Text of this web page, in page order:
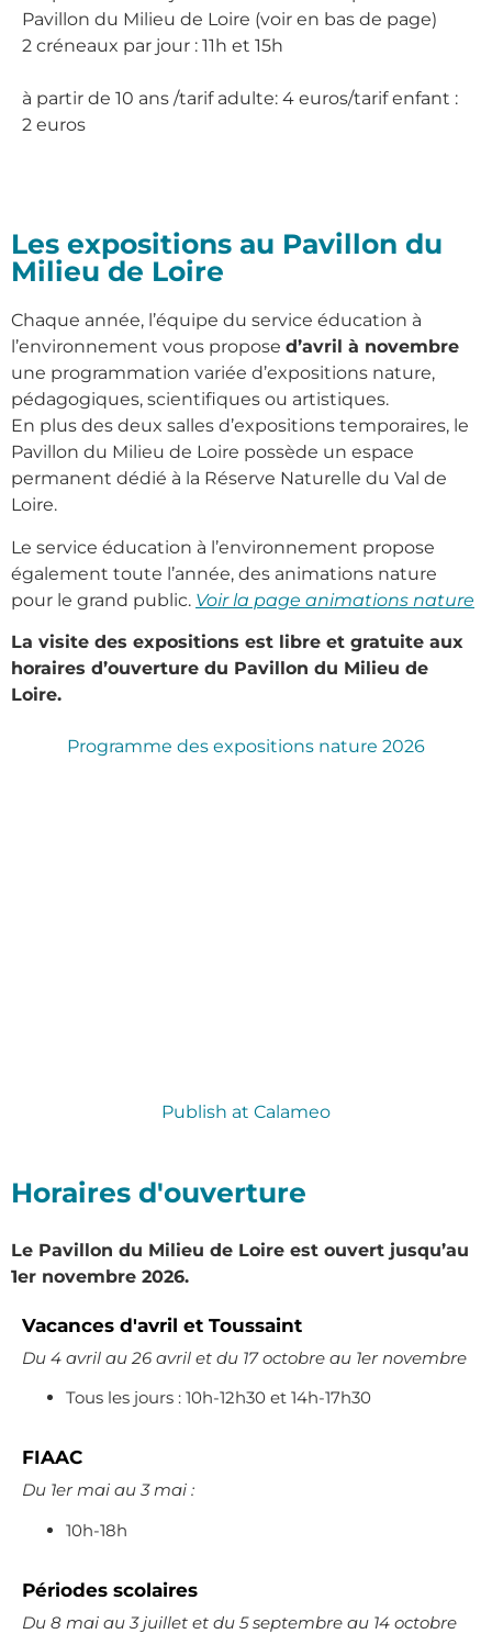
Pavillon du Milieu de Loire (voir en bas de page)
2 créneaux par jour : 11h et 15h
à partir de 10 ans /tarif adulte: 4 euros/tarif enfant :
2 euros
Les expositions au Pavillon du
Milieu de Loire
Chaque année, l’équipe du service éducation à
l’environnement vous propose d’avril à novembre
une programmation variée d’expositions nature,
pédagogiques, scientifiques ou artistiques.
En plus des deux salles d’expositions temporaires, le
Pavillon du Milieu de Loire possède un espace
permanent dédié à la Réserve Naturelle du Val de
Loire.
Le service éducation à l’environnement propose
également toute l’année, des animations nature
pour le grand public. Voir la page animations nature
La visite des expositions est libre et gratuite aux
horaires d’ouverture du Pavillon du Milieu de
Loire.
Programme des expositions nature 2026
Publish at Calameo
Horaires d'ouverture
Le Pavillon du Milieu de Loire est ouvert jusqu’au
1er novembre 2026.
Vacances d'avril et Toussaint
Du 4 avril au 26 avril et du 17 octobre au 1er novembre
Tous les jours : 10h-12h30 et 14h-17h30
FIAAC
Du 1er mai au 3 mai :
10h-18h
Périodes scolaires
Du 8 mai au 3 juillet et du 5 septembre au 14 octobre